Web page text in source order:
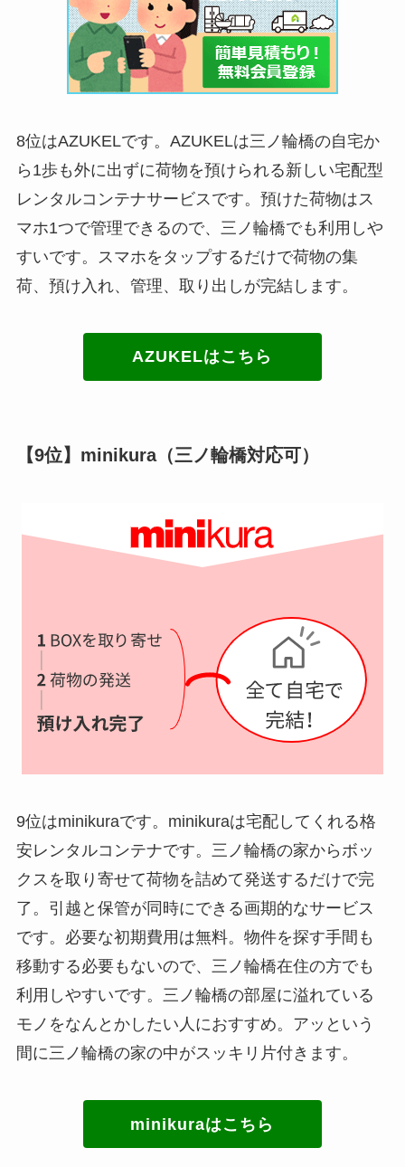
8位はAZUKELです。AZUKELは三ノ輪橋の自宅か
ら1歩も外に出ずに荷物を預けられる新しい宅配型
レンタルコンテナサービスです。預けた荷物はス
マホ1つで管理できるので、三ノ輪橋でも利用しや
すいです。スマホをタップするだけで荷物の集
荷、預け入れ、管理、取り出しが完結します。
AZUKELはこちら
【9位】minikura（三ノ輪橋対応可）
9位はminikuraです。minikuraは宅配してくれる格
安レンタルコンテナです。三ノ輪橋の家からボッ
クスを取り寄せて荷物を詰めて発送するだけで完
了。引越と保管が同時にできる画期的なサービス
です。必要な初期費用は無料。物件を探す手間も
移動する必要もないので、三ノ輪橋在住の方でも
利用しやすいです。三ノ輪橋の部屋に溢れている
モノをなんとかしたい人におすすめ。アッという
間に三ノ輪橋の家の中がスッキリ片付きます。
minikuraはこちら